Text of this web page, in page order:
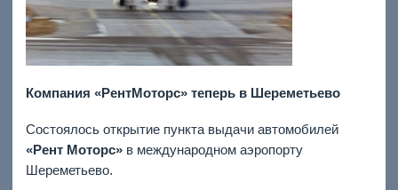
Компания «РентМоторс» теперь в Шереметьево
Состоялось открытие пункта выдачи автомобилей
«Рент Моторс»в международном аэропорту
Шереметьево.